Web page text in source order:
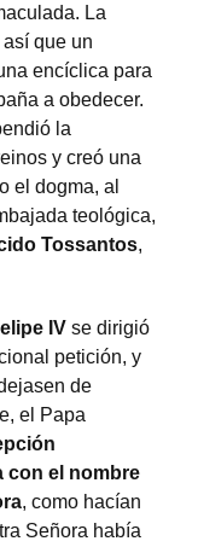
La
que un
encíclica para
a obedecer.
la
y creó una
el dogma, al
teológica,
Tossantos,
IV se dirigió
petición, y
de
el Papa
con el nombre
, como hacían
Señora había